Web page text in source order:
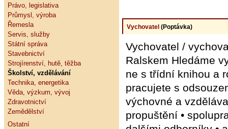
Právo, legislativa
Průmysl, výroba
Řemesla
Servis, služby
Státní správa
Stavebnictví
Strojírenství, hutě, těžba
Školství, vzdělávání
Technika, energetika
Věda, výzkum, vývoj
Zdravotnictví
Zemědělství
Ostatní
Vychovatel(Poptávka)
Vychovatel /
Ralskem Hledáme
ne s třídní knihou a
pracujete s
výchovné a
propuštění •